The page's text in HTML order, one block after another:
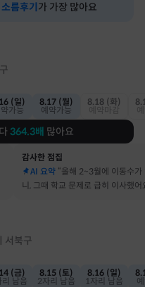
소름후기 가 가장 많아요
(일)
가능
8.17 (월)
예약가능
8.18 (화)
364.3배 많아요
감사한 점집
AI 요약 “올해 2~3월에 이동수가
니, 그때 학교 문제로 급히 이사했어
서북구
(금)
리 남음
8.15 (토)
2자리 남음
8.16 (일)
1자리 남음